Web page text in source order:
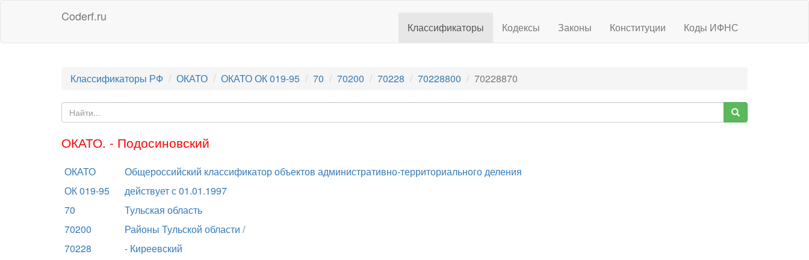
Coderf.ru
Классификаторы Кодексы Законы Конституции Коды ИФНС
Классификаторы РФ ОКАТО ОКАТО ОК 019-95 70 70200 70228 70228800 70228870
ОКАТО. - Подосиновский
ОКАТО
Общероссийский классификатор объектов административно-территориального деления
ОК 019-95
действует с 01.01.1997
70
Тульская область
70200
Районы Тульской области /
70228
- Киреевский